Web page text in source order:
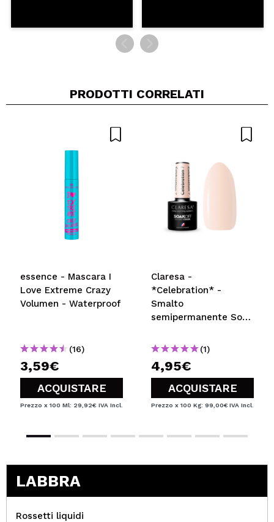
PRODOTTI CORRELATI
essence - Mascara I
Love Extreme Crazy
Volumen - Waterproof
(16)
3,59€
ACQUISTARE
Prezzo x 100 Ml: 29,92€ IVA Incl.
Claresa -
*Celebration* -
Smalto
semipermanente Soak
(1)
4,95€
ACQUISTARE
Prezzo x 100 Kg: 99,00€ IVA Incl.
LABBRA
Rossetti liquidi